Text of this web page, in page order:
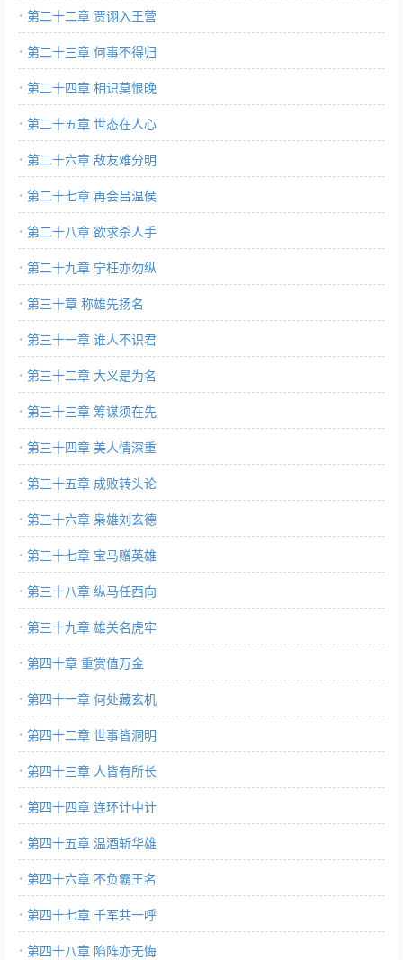
第二十二章 贾诩入王营
第二十三章 何事不得归
第二十四章 相识莫恨晚
第二十五章 世态在人心
第二十六章 敌友难分明
第二十七章 再会吕温侯
第二十八章 欲求杀人手
第二十九章 宁枉亦勿纵
第三十章 称雄先扬名
第三十一章 谁人不识君
第三十二章 大义是为名
第三十三章 筹谋须在先
第三十四章 美人情深重
第三十五章 成败转头论
第三十六章 枭雄刘玄德
第三十七章 宝马赠英雄
第三十八章 纵马任西向
第三十九章 雄关名虎牢
第四十章 重赏值万金
第四十一章 何处藏玄机
第四十二章 世事皆洞明
第四十三章 人皆有所长
第四十四章 连环计中计
第四十五章 温酒斩华雄
第四十六章 不负霸王名
第四十七章 千军共一呼
第四十八章 陷阵亦无悔